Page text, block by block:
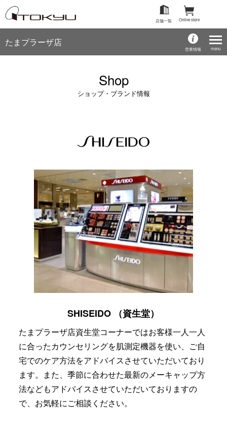
Online store
店舗一覧
たまプラーザ店
営業情報
Shop
ショップ・ブランド情報
SHISEIDO （資生堂）
たまプラーザ店資生堂コーナーではお客様一人一人
に合ったカウンセリングを肌測定機器を使い、ご自
宅でのケア方法をアドバイスさせていただいており
ます。また、季節に合わせた最新のメーキャップ方
法などもアドバイスさせていただいておりますの
で、お気軽にご相談ください。
menu